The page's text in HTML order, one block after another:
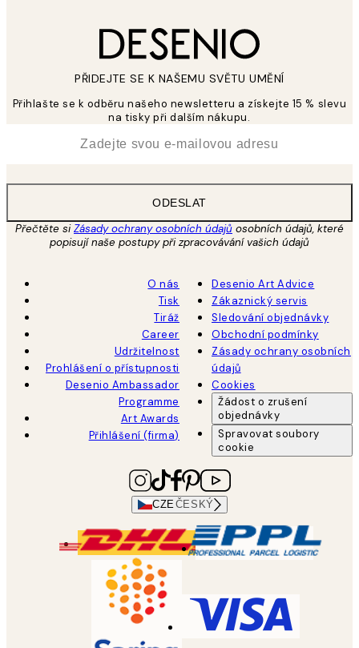
PŘIDEJTE SE K NAŠEMU SVĚTU UMĚNÍ
Přihlašte se k odběru našeho newsletteru a získejte 15 % slevu
na tisky při dalším nákupu.
ODESLAT
Přečtěte siZásady ochrany osobních údajů osobních údajů, které
popisují naše postupy při zpracovávání vašich údajů
O nás
Tisk
Tiráž
Career
Udržitelnost
Prohlášení o přístupnosti
Desenio Ambassador
Programme
Art Awards
Přihlášení (firma)
Desenio Art Advice
Zákaznický servis
Sledování objednávky
Obchodní podmínky
Zásady ochrany osobních
údajů
Cookies
Žádost o zrušení
objednávky
Spravovat soubory
cookie
CZEČESKÝ